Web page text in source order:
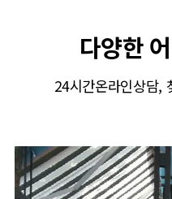
다양한
24시간온라인상담,